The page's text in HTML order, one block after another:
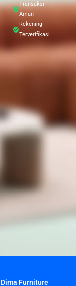
Transaksi
Aman
Rekening
Terverifikasi
Furniture